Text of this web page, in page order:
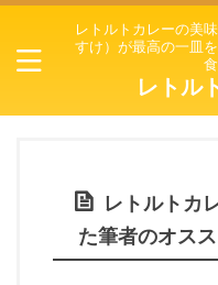
レトルトカレーの美
すけ）が最高の一皿
レトル
レトルトカ
た筆者のオス